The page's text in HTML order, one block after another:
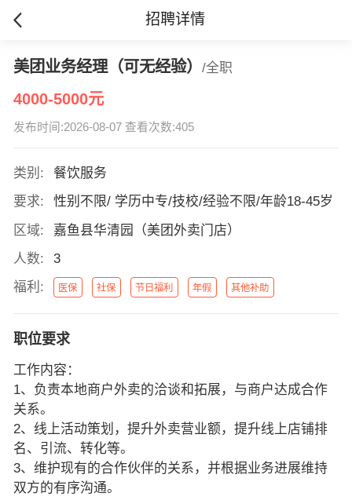
招聘详情
美团业务经理（可无经验） /全职
4000-5000元
发布时间:2026-08-07 查看次数:405
类别:
餐饮服务
要求:
性别不限/ 学历中专/技校/经验不限/年龄18-45岁
区域:
嘉鱼县华清园（美团外卖门店）
人数:
3
福利:
医保 社保 节日福利 年假 其他补助
职位要求
工作内容：
1、负责本地商户外卖的洽谈和拓展，与商户达成合作
关系。
2、线上活动策划，提升外卖营业额，提升线上店铺排
名、引流、转化等。
3、维护现有的合作伙伴的关系，并根据业务进展维持
双方的有序沟通。